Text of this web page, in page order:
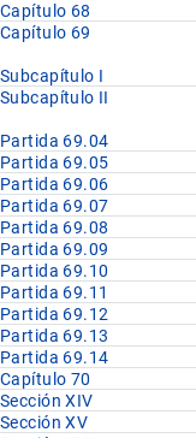
Capítulo 68
Capítulo 69
Subcapítulo I
Subcapítulo II
Partida 69.04
Partida 69.05
Partida 69.06
Partida 69.07
Partida 69.08
Partida 69.09
Partida 69.10
Partida 69.11
Partida 69.12
Partida 69.13
Partida 69.14
Capítulo 70
Sección XIV
Sección XV